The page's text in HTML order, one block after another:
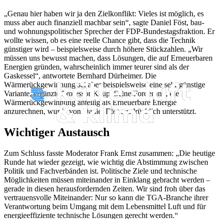
„Genau hier haben wir ja den Zielkonflikt: Vieles ist möglich, es
muss aber auch finanziell machbar sein“, sagte Daniel Föst, bau-
und wohnungspolitischer Sprecher der FDP-Bundestagsfraktion. Er
wollte wissen, ob es eine reelle Chance gibt, dass die Technik
günstiger wird – beispielsweise durch höhere Stückzahlen. „Wir
müssen uns bewusst machen, dass Lösungen, die auf Erneuerbaren
Energien gründen, wahrscheinlich immer teurer sind als der
Gaskessel“, antwortete Bernhard Dürheimer. Die
Wärmerückgewinnung sei aber beispielsweise eine sehr günstige
Variante, ergänzte Professor Kaup. Seine Forderung, die
Wärmerückgewinnung anteilig als Erneuerbare Energie
anzurechnen, wurde von Daniel Föst ausdrücklich unterstützt.
Wichtiger Austausch
Zum Schluss fasste Moderator Frank Ernst zusammen: „Die heutige
Runde hat wieder gezeigt, wie wichtig die Abstimmung zwischen
Politik und Fachverbänden ist. Politische Ziele und technische
Möglichkeiten müssen miteinander in Einklang gebracht werden –
gerade in diesen herausfordernden Zeiten. Wir sind froh über das
vertrauensvolle Miteinander: Nur so kann die TGA-Branche ihrer
Verantwortung beim Umgang mit dem Lebensmittel Luft und für
energieeffiziente technische Lösungen gerecht werden.“